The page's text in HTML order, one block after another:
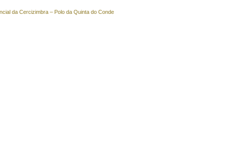
da Cercizimbra – Polo da Quinta do Conde